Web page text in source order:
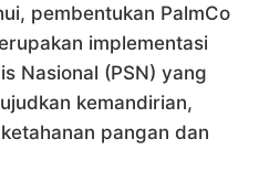
pembentukan PalmCo
implementasi
Nasional (PSN) yang
kemandirian,
pangan dan